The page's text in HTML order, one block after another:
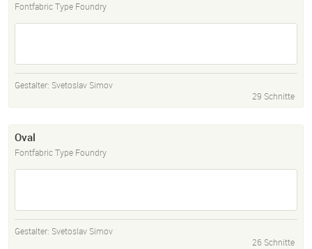
Fontfabric Type Foundry
Gestalter: Svetoslav Simov
29 Schnitte
Oval
Fontfabric Type Foundry
Gestalter: Svetoslav Simov
26 Schnitte